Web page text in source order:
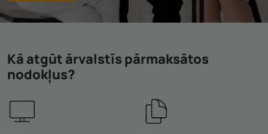
Kā atgūt ārvalstīs pārmaksātos
nodokļus?